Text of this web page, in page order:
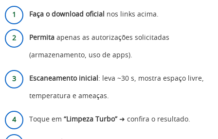
Faça o download oficial nos links acima.
Permita apenas as autorizações solicitadas
(armazenamento, uso de apps).
Escaneamento inicial : leva ~30 s, mostra espaço livre,
temperatura e ameaças.
Toque em “Limpeza Turbo” ➜ confira o resultado.